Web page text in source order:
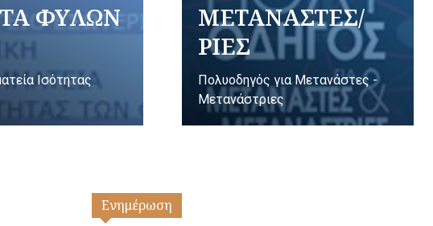
ΦΥΛΩΝ
Ισότητας
ΜΕΤΑΝΑΣΤΕΣ/
ΡΙΕΣ
Πολυοδηγός για Μετανάστες -
Μετανάστριες
Ενημέρωση